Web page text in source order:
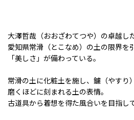
大澤哲哉（おおざわてつや）の卓越し
愛知県常滑（とこなめ）の土の限界を
「美しさ」が備わっている。
常滑の土に化粧土を施し、鑢（やすり
磨くほどに刻まれる土の表情。
古道具から着想を得た風合いを目指し